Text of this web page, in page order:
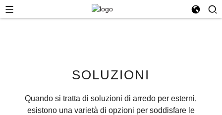
SOLUZIONI
Quando si tratta di soluzioni di arredo per esterni,
esistono una varietà di opzioni per soddisfare le